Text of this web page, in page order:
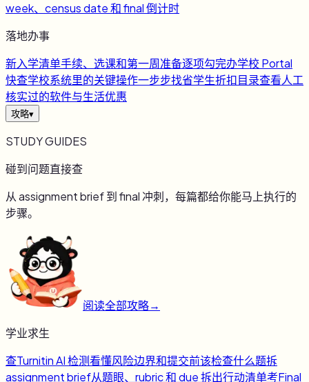
week、census date 和 final 倒计时
落地办事
新入学清单手续、选课和第一周准备逐项勾完办学校 Portal
快查学校系统里的关键操作一步步找省学生折扣目录查看人工
核实过的软件与生活优惠
攻略▾
STUDY GUIDES
碰到问题直接查
从 assignment brief 到 final 冲刺，每篇都给你能马上执行的
步骤。
阅读全部攻略→
学业求生
查Turnitin AI 检测看懂风险边界和提交前该检查什么题拆
assignment brief从题眼、rubric 和 due 拆出行动清单考Final